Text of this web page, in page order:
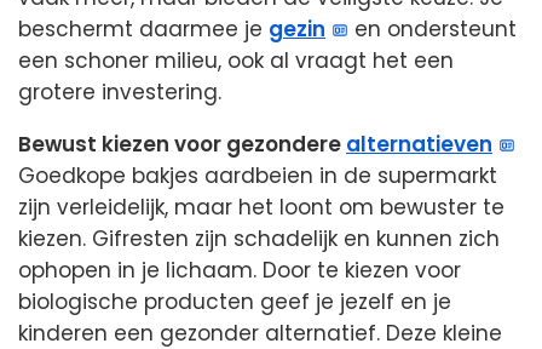
beschermt daarmee je gezin
en ondersteunt
een schoner milieu, ook al vraagt het een
grotere investering.
Bewust kiezen voor gezondere alternatieven
Goedkope bakjes aardbeien in de supermarkt
zijn verleidelijk, maar het loont om bewuster te
kiezen. Gifresten zijn schadelijk en kunnen zich
ophopen in je lichaam. Door te kiezen voor
biologische producten geef je jezelf en je
kinderen een gezonder alternatief. Deze kleine